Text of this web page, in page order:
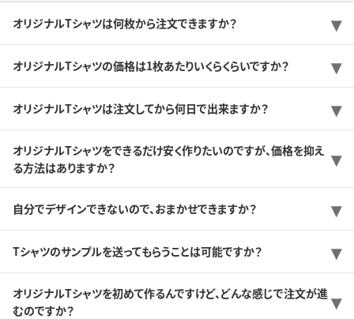
オリジナルTシャツは何枚から注文できますか？
オリジナルTシャツの価格は1枚あたりいくらくらいですか？
オリジナルTシャツは注文してから何日で出来ますか？
オリジナルTシャツをできるだけ安く作りたいのですが、価格を抑え
る方法はありますか？
自分でデザインできないので、おまかせできますか？
Tシャツのサンプルを送ってもらうことは可能ですか？
オリジナルTシャツを初めて作るんですけど、どんな感じで注文が進
むのですか？